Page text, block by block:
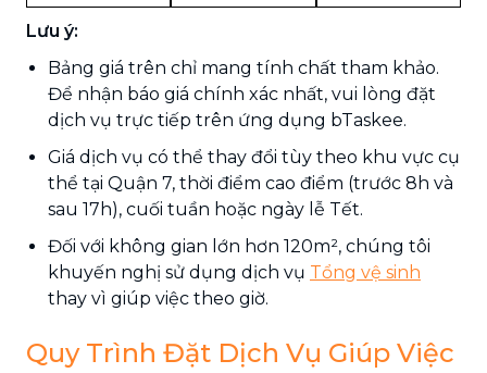
Lưu ý:
Bảng giá trên chỉ mang tính chất tham khảo.
Để nhận báo giá chính xác nhất, vui lòng đặt
dịch vụ trực tiếp trên ứng dụng bTaskee.
Giá dịch vụ có thể thay đổi tùy theo khu vực cụ
thể tại Quận 7, thời điểm cao điểm (trước 8h và
sau 17h), cuối tuần hoặc ngày lễ Tết.
Đối với không gian lớn hơn 120m², chúng tôi
khuyến nghị sử dụng dịch vụ Tổng vệ sinh
thay vì giúp việc theo giờ.
Quy Trình Đặt Dịch Vụ Giúp Việc